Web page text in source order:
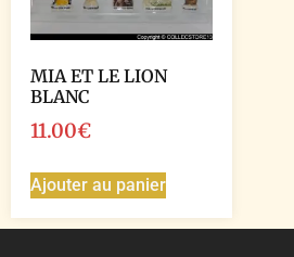
MIA ET LE LION
BLANC
11.00€
Ajouter au panier